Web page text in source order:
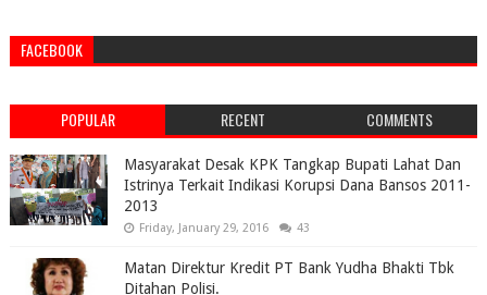
FACEBOOK
POPULAR RECENT COMMENTS
Masyarakat Desak KPK Tangkap Bupati Lahat Dan
Istrinya Terkait Indikasi Korupsi Dana Bansos 2011-
2013
Friday, January 29, 2016 43
Matan Direktur Kredit PT Bank Yudha Bhakti Tbk
Ditahan Polisi.